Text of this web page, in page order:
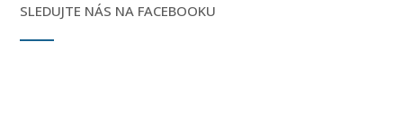
SLEDUJTE NÁS NA FACEBOOKU